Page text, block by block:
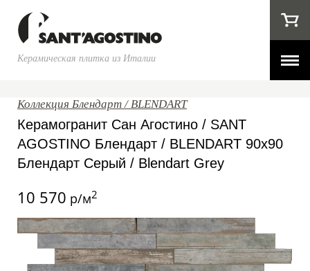
Керамическая плитка из Италии
Коллекция Блендарт / BLENDART
Керамогранит Сан Агостино / SANT
AGOSTINO Блендарт / BLENDART 90x90
Блендарт Серый / Blendart Grey
10 570 р/м2